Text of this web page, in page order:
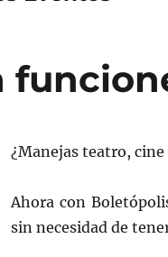
¿Manejas teatro,
Ahora con
sin necesidad de